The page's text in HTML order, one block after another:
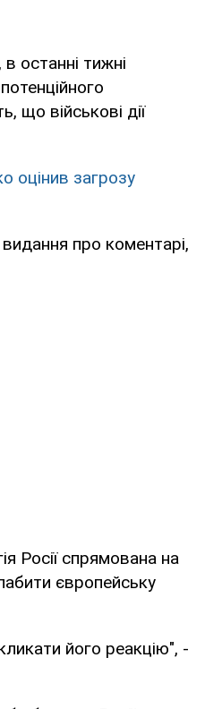
останні тижні
що військові дії
оцінив загрозу
про коментарі,
Росії спрямована на
європейську
його реакцію", -